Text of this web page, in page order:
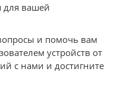
для вашей
и помочь вам
устройств от
с нами и достигните